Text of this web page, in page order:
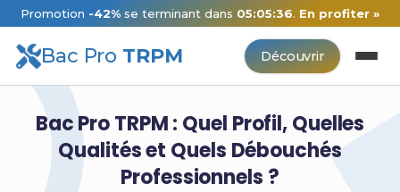
Promotion -42% se terminant dans 05:05:35. En profiter »
Bac Pro TRPM Découvrir
Bac Pro TRPM : Quel Profil, Quelles
Qualités et Quels Débouchés
Professionnels ?